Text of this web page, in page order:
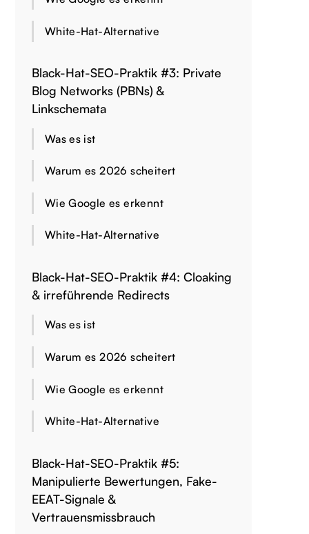
White-Hat-Alternative
Black-Hat-SEO-Praktik #3: Private
Blog Networks (PBNs) &
Linkschemata
Was es ist
Warum es 2026 scheitert
Wie Google es erkennt
White-Hat-Alternative
Black-Hat-SEO-Praktik #4: Cloaking
& irreführende Redirects
Was es ist
Warum es 2026 scheitert
Wie Google es erkennt
White-Hat-Alternative
Black-Hat-SEO-Praktik #5:
Manipulierte Bewertungen, Fake-
EEAT-Signale &
Vertrauensmissbrauch